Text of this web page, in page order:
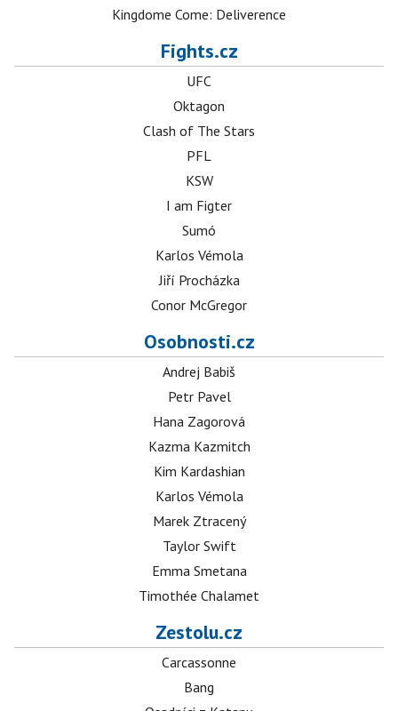
Kingdome Come: Deliverence
Fights.cz
UFC
Oktagon
Clash of The Stars
PFL
KSW
I am Figter
Sumó
Karlos Vémola
Jiří Procházka
Conor McGregor
Osobnosti.cz
Andrej Babiš
Petr Pavel
Hana Zagorová
Kazma Kazmitch
Kim Kardashian
Karlos Vémola
Marek Ztracený
Taylor Swift
Emma Smetana
Timothée Chalamet
Zestolu.cz
Carcassonne
Bang